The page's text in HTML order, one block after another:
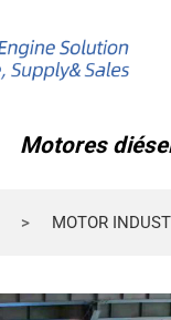
Motores
> MOTOR